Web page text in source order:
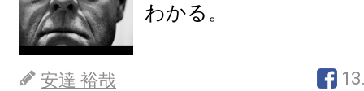
わかる。
安達 裕哉